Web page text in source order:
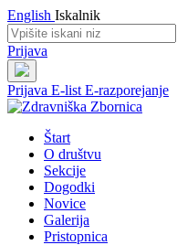
English Iskalnik
Prijava
Prijava E-list E-razporejanje
Štart
O društvu
Sekcije
Dogodki
Novice
Galerija
Pristopnica